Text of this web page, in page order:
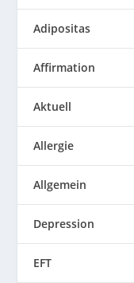
Adipositas
Affirmation
Aktuell
Allergie
Allgemein
Depression
EFT